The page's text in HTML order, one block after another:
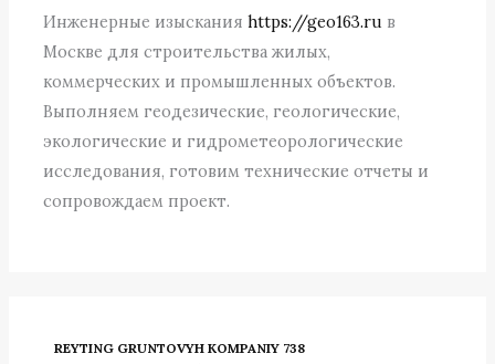
Инженерные изысканияhttps://geo163.ru в
Москве для строительства жилых,
коммерческих и промышленных объектов.
Выполняем геодезические, геологические,
экологические и гидрометеорологические
исследования, готовим технические отчеты и
сопровождаем проект.
REYTING GRUNTOVYH KOMPANIY 738